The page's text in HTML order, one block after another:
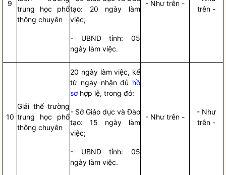
9
trung học phổ
thông chuyên
tạo: 20 ngày làm
việc;
- UBND tỉnh: 05
ngày làm việc.
- Như trên -
trên -
10
Giải thể trường
trung học phổ
thông chuyên
20 ngày làm việc, kể
từ ngày nhận đủ hồ
sơhợp lệ, trong đó:
- Sở Giáo dục và Đào
tạo: 15 ngày làm
việc;
- UBND tỉnh: 05
ngày làm việc.
- Như trên -
- Như
trên -